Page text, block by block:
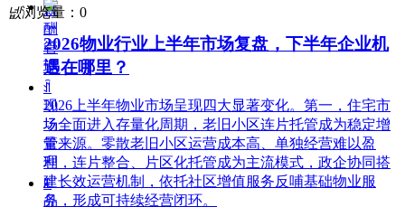
薪
酬
管
理
ꀉ
现
场
管
理
ꁹ
品
2026物业行业上半年市场复盘，下半年企业机
遇在哪里？
2026上半年物业市场呈现四大显著变化。第一，住宅市
场全面进入存量化周期，老旧小区连片托管成为稳定增
量来源。零散老旧小区运营成本高、单独经营难以盈
利，连片整合、片区化托管成为主流模式，政企协同搭
建长效运营机制，依托社区增值服务反哺基础物业服
务，形成可持续经营闭环。
넶浏览量： 0